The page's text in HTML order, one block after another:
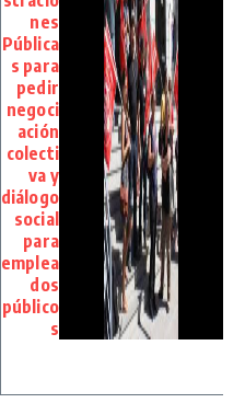
nes
Pública
s para
pedir
negoci
ación
colecti
va y
diálogo
social
para
emplea
dos
público
s